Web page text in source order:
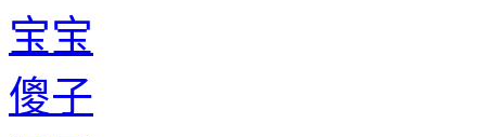
宝宝
傻子